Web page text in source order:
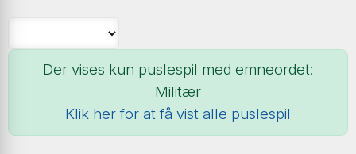
Der vises kun puslespil med emneordet:
Militær
Klik her for at få vist alle puslespil